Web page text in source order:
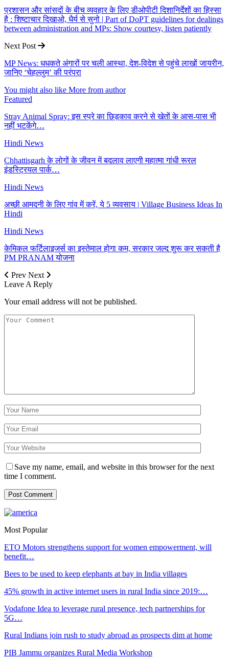
प्रशासन और सांसदों के बीच व्यवहार के लिए डीओपीटी दिशानिर्देशों का हिस्सा
है : शिष्टाचार दिखाओ, धैर्य से सुनो | Part of DoPT guidelines for dealings
between administration and MPs: Show courtesy, listen patiently
Next Post
MP News: धधकते अंगारों पर चली आस्था, देश-विदेश से पहुंचे लाखों जायरीन,
जानिए ‘चेहल्लुम’ की परंपरा
You might also like More from author
Featured
Stray Animal Spray: इस स्प्रे का छिड़काव करने से खेतों के आस-पास भी
नहीं भटकेंगे…
Hindi News
Chhattisgarh के लोगों के जीवन में बदलाव लाएगी महात्मा गांधी रूरल
इंडस्ट्रियल पार्क…
Hindi News
अच्छी आमदनी के लिए गांव में करें, ये 5 व्यवसाय | Village Business Ideas In
Hindi
Hindi News
केमिकल फर्टिलाइजर्स का इस्तेमाल होगा कम, सरकार जल्द शुरू कर सकती है
PM PRANAM योजना
Prev Next
Leave A Reply
Your email address will not be published.
Save my name, email, and website in this browser for the next
time I comment.
Most Popular
ETO Motors strengthens support for women empowerment, will
benefit…
Bees to be used to keep elephants at bay in India villages
45% growth in active internet users in rural India since 2019:…
Vodafone Idea to leverage rural presence, tech partnerships for
5G…
Rural Indians join rush to study abroad as prospects dim at home
PIB Jammu organizes Rural Media Workshop